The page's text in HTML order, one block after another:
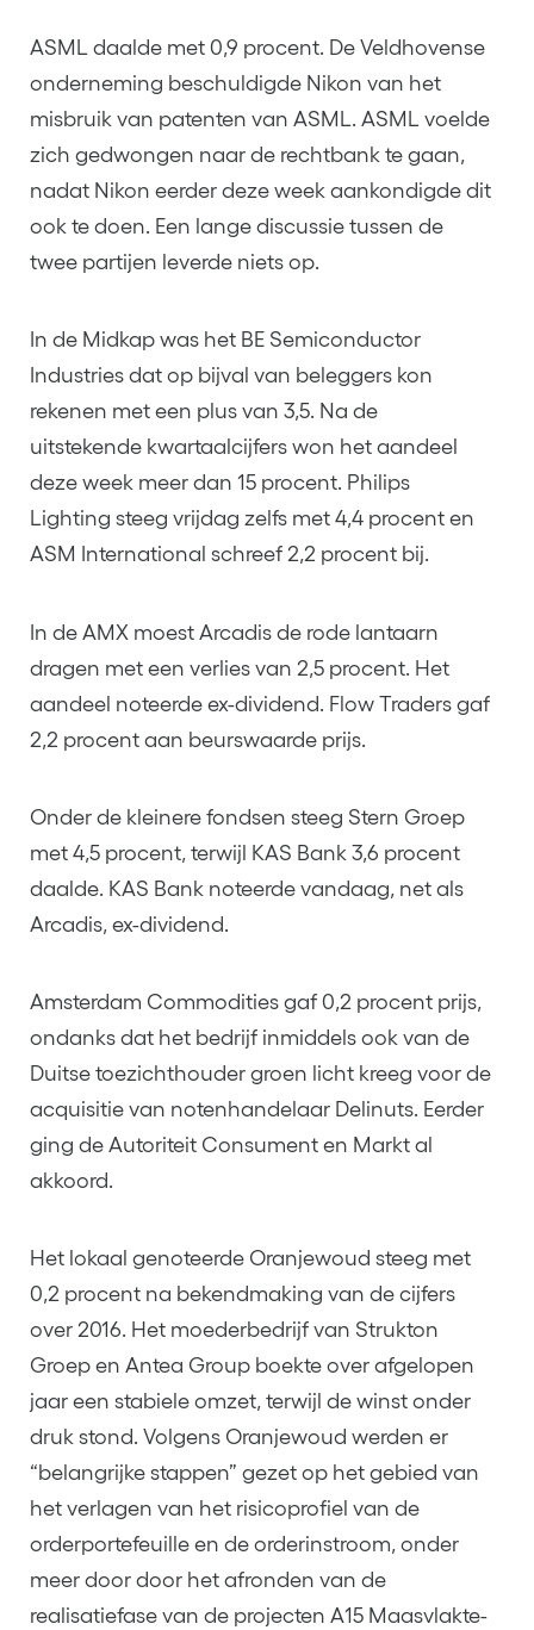
ASML daalde met 0,9 procent. De Veldhovense
onderneming beschuldigde Nikon van het
misbruik van patenten van ASML. ASML voelde
zich gedwongen naar de rechtbank te gaan,
nadat Nikon eerder deze week aankondigde dit
ook te doen. Een lange discussie tussen de
twee partijen leverde niets op.
In de Midkap was het BE Semiconductor
Industries dat op bijval van beleggers kon
rekenen met een plus van 3,5. Na de
uitstekende kwartaalcijfers won het aandeel
deze week meer dan 15 procent. Philips
Lighting steeg vrijdag zelfs met 4,4 procent en
ASM International schreef 2,2 procent bij.
In de AMX moest Arcadis de rode lantaarn
dragen met een verlies van 2,5 procent. Het
aandeel noteerde ex-dividend. Flow Traders gaf
2,2 procent aan beurswaarde prijs.
Onder de kleinere fondsen steeg Stern Groep
met 4,5 procent, terwijl KAS Bank 3,6 procent
daalde. KAS Bank noteerde vandaag, net als
Arcadis, ex-dividend.
Amsterdam Commodities gaf 0,2 procent prijs,
ondanks dat het bedrijf inmiddels ook van de
Duitse toezichthouder groen licht kreeg voor de
acquisitie van notenhandelaar Delinuts. Eerder
ging de Autoriteit Consument en Markt al
akkoord.
Het lokaal genoteerde Oranjewoud steeg met
0,2 procent na bekendmaking van de cijfers
over 2016. Het moederbedrijf van Strukton
Groep en Antea Group boekte over afgelopen
jaar een stabiele omzet, terwijl de winst onder
druk stond. Volgens Oranjewoud werden er
“belangrijke stappen” gezet op het gebied van
het verlagen van het risicoprofiel van de
orderportefeuille en de orderinstroom, onder
meer door door het afronden van de
realisatiefase van de projecten A15 Maasvlakte-